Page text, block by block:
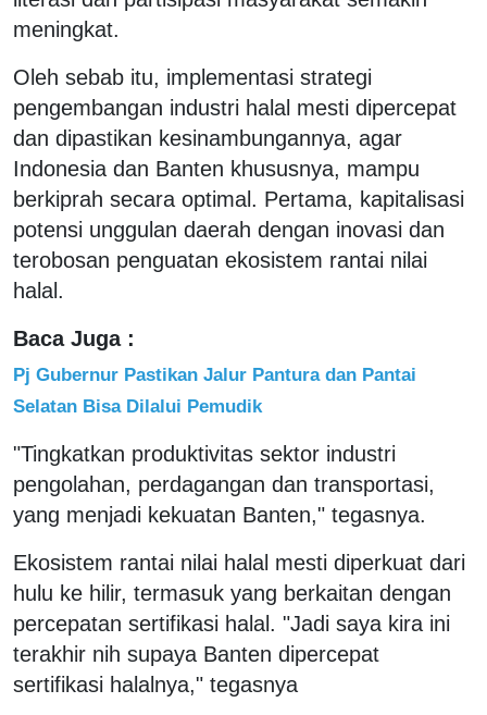
meningkat.
Oleh sebab itu, implementasi strategi
pengembangan industri halal mesti dipercepat
dan dipastikan kesinambungannya, agar
Indonesia dan Banten khususnya, mampu
berkiprah secara optimal. Pertama, kapitalisasi
potensi unggulan daerah dengan inovasi dan
terobosan penguatan ekosistem rantai nilai
halal.
Baca Juga :
Pj Gubernur Pastikan Jalur Pantura dan Pantai
Selatan Bisa Dilalui Pemudik
"Tingkatkan produktivitas sektor industri
pengolahan, perdagangan dan transportasi,
yang menjadi kekuatan Banten," tegasnya.
Ekosistem rantai nilai halal mesti diperkuat dari
hulu ke hilir, termasuk yang berkaitan dengan
percepatan sertifikasi halal. "Jadi saya kira ini
terakhir nih supaya Banten dipercepat
sertifikasi halalnya," tegasnya